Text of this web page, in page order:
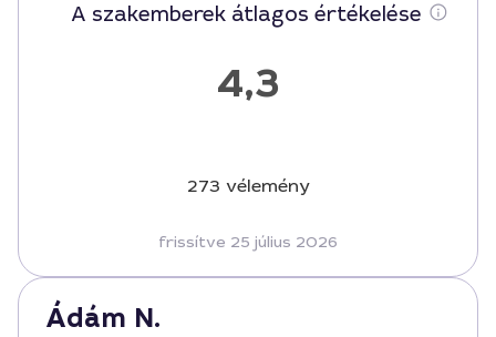
A szakemberek átlagos értékelése
4,3
273 vélemény
frissítve 25 július 2026
Ádám N.